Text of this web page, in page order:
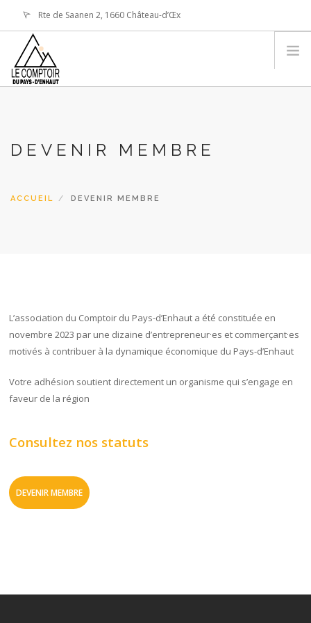
Rte de Saanen 2, 1660 Château-d’Œx
info@comptoir-paysdenhaut.ch
COMITÉ
ACTUALITÉS
DEVENIR MEMBRE
ACCUEIL DEVENIR MEMBRE
L’association du Comptoir du Pays-d’Enhaut a été constituée en
novembre 2023 par une dizaine d’entrepreneur·es et commerçant·es
motivés à contribuer à la dynamique économique du Pays-d’Enhaut
Votre adhésion soutient directement un organisme qui s’engage en
faveur de la région
Consultez nos statuts
DEVENIR MEMBRE